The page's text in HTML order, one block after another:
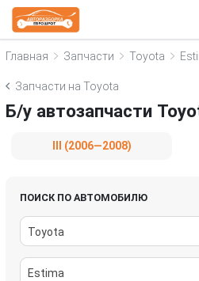
Главная Запчасти Toyota
Запчасти на Toyota
Б/у автозапчасти
III (2006—2008)
ПОИСК ПО АВТОМОБИЛЮ
Toyota
Estima